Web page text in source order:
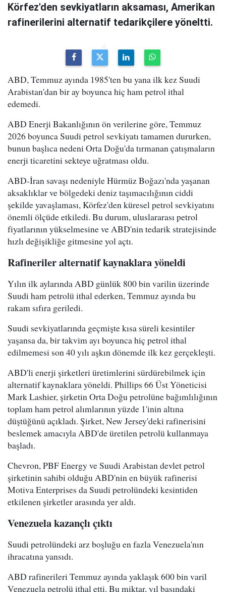
Körfez'den sevkiyatların aksaması, Amerikan
rafinerilerini alternatif tedarikçilere yöneltti.
ABD, Temmuz ayında 1985'ten bu yana ilk kez Suudi
Arabistan'dan bir ay boyunca hiç ham petrol ithal
edemedi.
ABD Enerji Bakanlığının ön verilerine göre, Temmuz
2026 boyunca Suudi petrol sevkiyatı tamamen dururken,
bunun başlıca nedeni Orta Doğu'da tırmanan çatışmaların
enerji ticaretini sekteye uğratması oldu.
ABD-İran savaşı nedeniyle Hürmüz Boğazı'nda yaşanan
aksaklıklar ve bölgedeki deniz taşımacılığının ciddi
şekilde yavaşlaması, Körfez'den küresel petrol sevkiyatını
önemli ölçüde etkiledi. Bu durum, uluslararası petrol
fiyatlarının yükselmesine ve ABD'nin tedarik stratejisinde
hızlı değişikliğe gitmesine yol açtı.
Rafineriler alternatif kaynaklara yöneldi
Yılın ilk aylarında ABD günlük 800 bin varilin üzerinde
Suudi ham petrolü ithal ederken, Temmuz ayında bu
rakam sıfıra geriledi.
Suudi sevkiyatlarında geçmişte kısa süreli kesintiler
yaşansa da, bir takvim ayı boyunca hiç petrol ithal
edilmemesi son 40 yılı aşkın dönemde ilk kez gerçekleşti.
ABD'li enerji şirketleri üretimlerini sürdürebilmek için
alternatif kaynaklara yöneldi. Phillips 66 Üst Yöneticisi
Mark Lashier, şirketin Orta Doğu petrolüne bağımlılığının
toplam ham petrol alımlarının yüzde 1'inin altına
düştüğünü açıkladı. Şirket, New Jersey'deki rafinerisini
beslemek amacıyla ABD'de üretilen petrolü kullanmaya
başladı.
Chevron, PBF Energy ve Suudi Arabistan devlet petrol
şirketinin sahibi olduğu ABD'nin en büyük rafinerisi
Motiva Enterprises da Suudi petrolündeki kesintiden
etkilenen şirketler arasında yer aldı.
Venezuela kazançlı çıktı
Suudi petrolündeki arz boşluğu en fazla Venezuela'nın
ihracatına yansıdı.
ABD rafinerileri Temmuz ayında yaklaşık 600 bin varil
Venezuela petrolü ithal etti. Bu miktar, yıl başındaki